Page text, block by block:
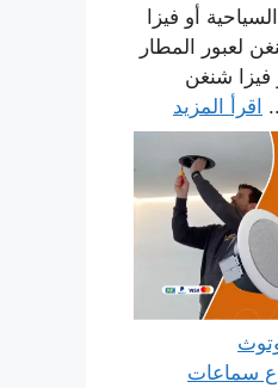
أو فيزا
لعبور المطار
فيزا شنغن
اقرأ المزيد
انواع سماعات